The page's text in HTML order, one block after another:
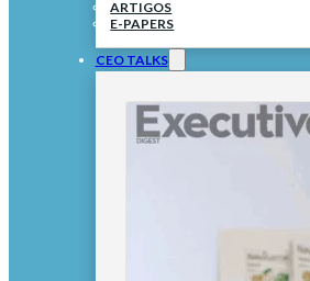
ARTIGOS
E-PAPERS
CEO TALKS